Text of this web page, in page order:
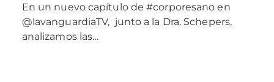
En un nuevo capítulo de #corporesano en
@lavanguardiaTV, junto a la Dra. Schepers,
analizamos las…